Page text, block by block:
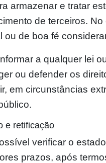
armazenar e tratar
de terceiros.
ou de boa fé
a qualquer lei
ou defender os
em circunstâncias
e retificação
verificar o
prazos, após